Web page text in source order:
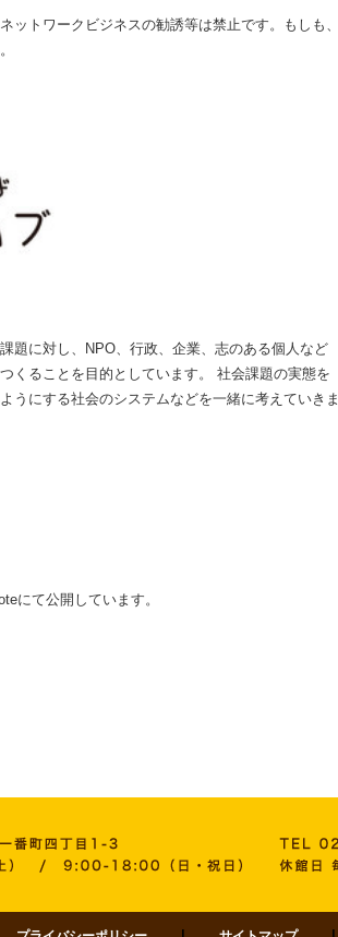
トワークビジネスの勧誘等は禁止です。もしも、
題に対し、NPO、行政、企業、志のある個人など
くることを目的としています。 社会課題の実態を
うにする社会のシステムなどを一緒に考えていきま
にて公開しています。